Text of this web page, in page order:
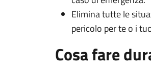
Elimina tutte le
pericolo per te o i
Cosa fare